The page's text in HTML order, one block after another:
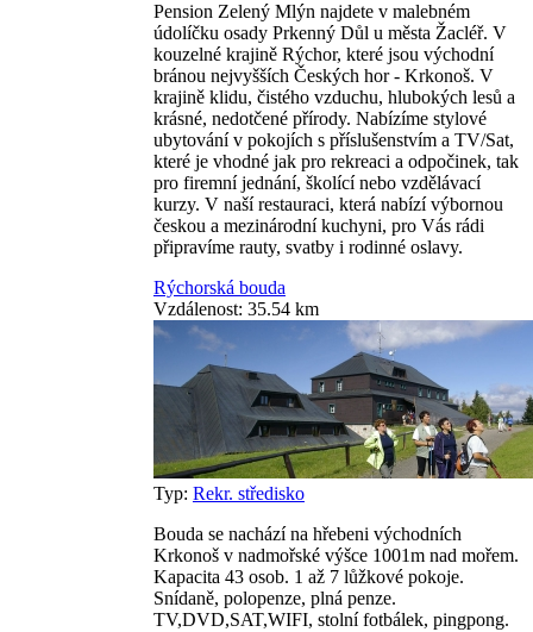
Pension Zelený Mlýn najdete v malebném
údolíčku osady Prkenný Důl u města Žacléř. V
kouzelné krajině Rýchor, které jsou východní
bránou nejvyšších Českých hor - Krkonoš. V
krajině klidu, čistého vzduchu, hlubokých lesů a
krásné, nedotčené přírody. Nabízíme stylové
ubytování v pokojích s příslušenstvím a TV/Sat,
které je vhodné jak pro rekreaci a odpočinek, tak
pro firemní jednání, školící nebo vzdělávací
kurzy. V naší restauraci, která nabízí výbornou
českou a mezinárodní kuchyni, pro Vás rádi
připravíme rauty, svatby i rodinné oslavy.
Rýchorská bouda
Vzdálenost: 35.54 km
Typ: Rekr. středisko
Bouda se nachází na hřebeni východních
Krkonoš v nadmořské výšce 1001m nad mořem.
Kapacita 43 osob. 1 až 7 lůžkové pokoje.
Snídaně, polopenze, plná penze.
TV,DVD,SAT,WIFI, stolní fotbálek, pingpong.